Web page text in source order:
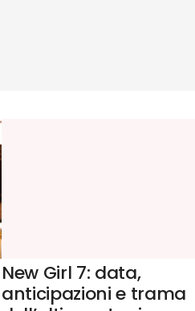
New Girl 7: data,
anticipazioni e trama